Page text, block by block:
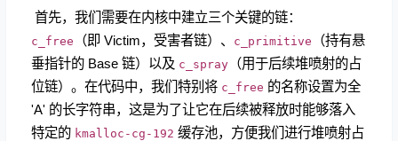
​ 首先，我们需要在内核中建立三个关键的链：
c_free （即 Victim，受害者链）、 c_primitive （持有悬
垂指针的 Base 链）以及 c_spray （用于后续堆喷射的占
位链）。在代码中，我们特别将 c_free 的名称设置为全
'A' 的长字符串，这是为了让它在后续被释放时能够落入
特定的 kmalloc-cg-192 缓存池，方便我们进行堆喷射占